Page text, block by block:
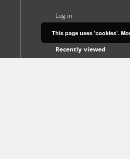
Log in
Recently viewed
This page uses 'cookies'.